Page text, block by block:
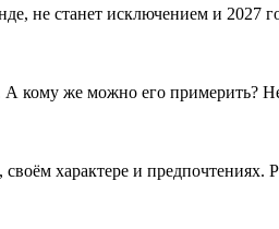
не станет исключением и
А кому же можно его примерить?
своём характере и